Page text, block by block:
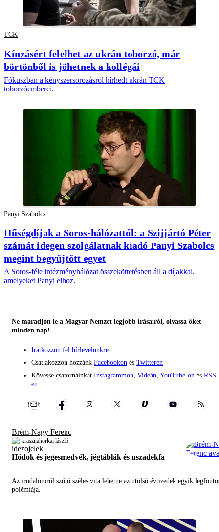
TCK
Kínzásért felelhet az ukrán toborzó, már
börtönből is jöhetnek a kollégái
Fókuszban a kényszersorozásról hírhedt ukrán TCK
toborzóemberei.
Panyi Szabolcs
Hűségdíjak a Soros-hálózattól: a Szijjártó Péter
számát idegen szolgálatnak kiadó Panyi Szabolcs
megint begyűjtött egyet
A Soros-féle intézményhálózat összeköttetésben áll a díjakkal,
amelyeket Panyi elhoz.
Ne maradjon le a Magyar Nemzet legjobb írásairól, olvassa őket
minden nap!
Iratkozzon fel hírlevelünkre
Csatlakozzon hozzánk Facebookon és Twitteren
Kövesse csatornáinkat Instagrammon, Videán, YouTube-on és RSS-
en
Brém-Nagy Ferenc
krasznahorkai lászló
Hódok és jegesmedvék, jégtáblák és uszadékfa
Az irodalomról szóló széles vita lehetne az utolsó évtizedek egyik
polémiája.